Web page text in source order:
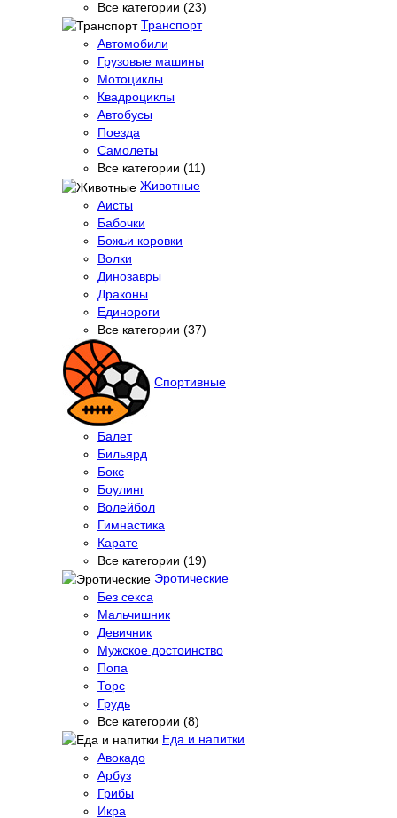
Все категории (23)
Транспорт
Автомобили
Грузовые машины
Мотоциклы
Квадроциклы
Автобусы
Поезда
Самолеты
Все категории (11)
Животные
Аисты
Бабочки
Божьи коровки
Волки
Динозавры
Драконы
Единороги
Все категории (37)
Спортивные
Балет
Бильярд
Бокс
Боулинг
Волейбол
Гимнастика
Карате
Все категории (19)
Эротические
Без секса
Мальчишник
Девичник
Мужское достоинство
Попа
Торс
Грудь
Все категории (8)
Еда и напитки
Авокадо
Арбуз
Грибы
Икра